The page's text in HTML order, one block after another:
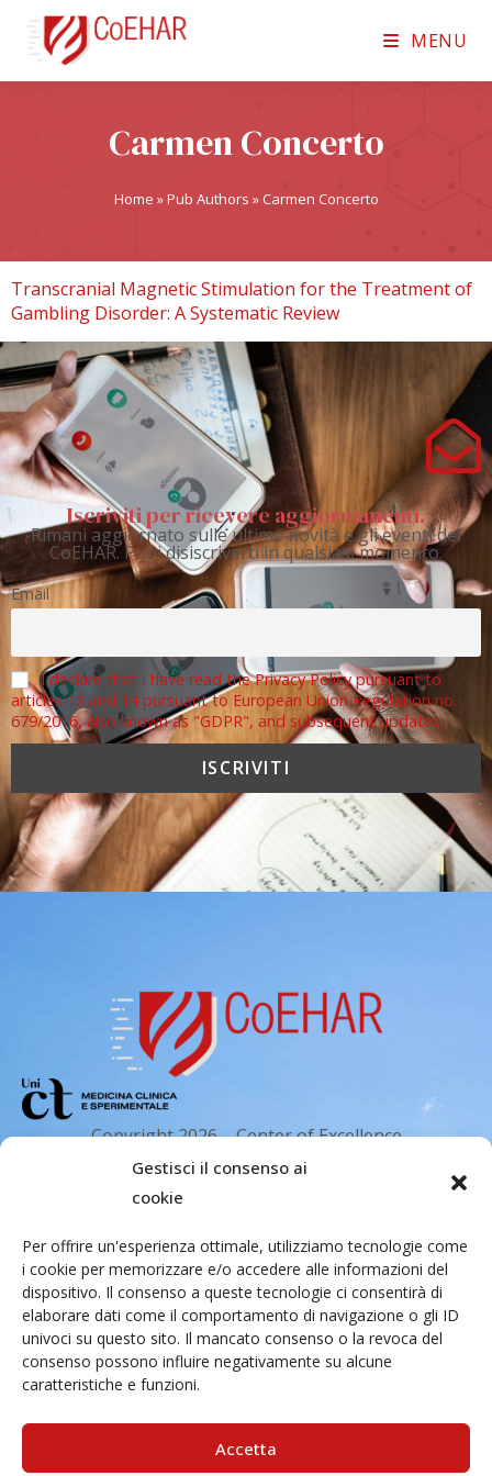
Gestisci il consenso ai
cookie
Per offrire un'esperienza ottimale, utilizziamo tecnologie come
i cookie per memorizzare e/o accedere alle informazioni del
dispositivo. Il consenso a queste tecnologie ci consentirà di
elaborare dati come il comportamento di navigazione o gli ID
univoci su questo sito. Il mancato consenso o la revoca del
consenso possono influire negativamente su alcune
caratteristiche e funzioni.
Accetta
MENU
Carmen Concerto
Home »Pub Authors » Carmen Concerto
Transcranial Magnetic Stimulation for the Treatment of
Gambling Disorder: A Systematic Review
Iscriviti per ricevere aggiornamenti.
Rimani aggiornato sulle ultime novità e gli eventi del
CoEHAR. Puoi disiscriverti in qualsiasi momento.
Email
I declare that I have read the Privacy Policy pursuant to
articles 13 and 14 pursuant to European Union Regulation no.
679/2016, also known as "GDPR", and subsequent updates.
Copyright 2026 – Center of Excellence
for the acceleration of Harm Reduction.
Tutti i diritti riservati.
Indirizzo email
Via Santa Sofia 89, 95123 Catania
cr.coehar@unict.it